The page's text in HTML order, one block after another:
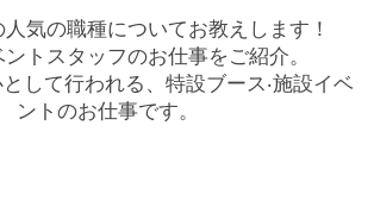
気の職種についてお教えします！
トスタッフのお仕事をご紹介。
して⾏われる、特設ブース‧施設イベ
ントのお仕事です。